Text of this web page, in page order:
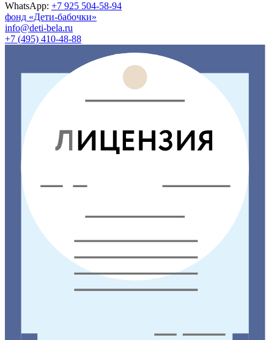
WhatsApp: +7 925 504-58-94
фонд «Дети-бабочки»
info@deti-bela.ru
+7 (495) 410-48-88